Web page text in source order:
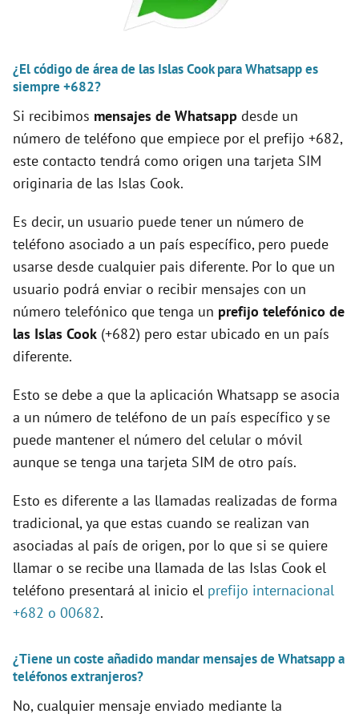
d
e
o
¿El código de área de las Islas Cook para Whatsapp es
siempre +682?
Si recibimos mensajes de Whatsapp desde un
número de teléfono que empiece por el prefijo +682,
este contacto tendrá como origen una tarjeta SIM
originaria de las Islas Cook.
Es decir, un usuario puede tener un número de
teléfono asociado a un país específico, pero puede
usarse desde cualquier pais diferente. Por lo que un
usuario podrá enviar o recibir mensajes con un
número telefónico que tenga un prefijo telefónico de
las Islas Cook (+682) pero estar ubicado en un país
diferente.
Esto se debe a que la aplicación Whatsapp se asocia
a un número de teléfono de un país específico y se
puede mantener el número del celular o móvil
aunque se tenga una tarjeta SIM de otro país.
Esto es diferente a las llamadas realizadas de forma
tradicional, ya que estas cuando se realizan van
asociadas al país de origen, por lo que si se quiere
llamar o se recibe una llamada de las Islas Cook el
teléfono presentará al inicio el prefijo internacional
+682 o 00682.
¿Tiene un coste añadido mandar mensajes de Whatsapp a
teléfonos extranjeros?
No, cualquier mensaje enviado mediante la